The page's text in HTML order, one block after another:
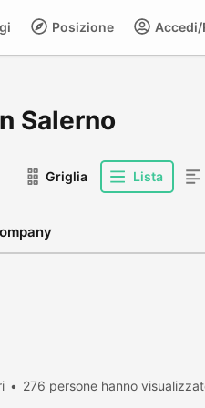
Posizione
Salerno
Griglia Lista
276 persone hanno